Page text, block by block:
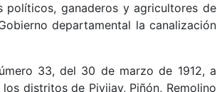
ganaderos y agricultores de
departamental la canalización
33, del 30 de marzo de 1912, a
distritos de Pivijay, Piñón, Remolino